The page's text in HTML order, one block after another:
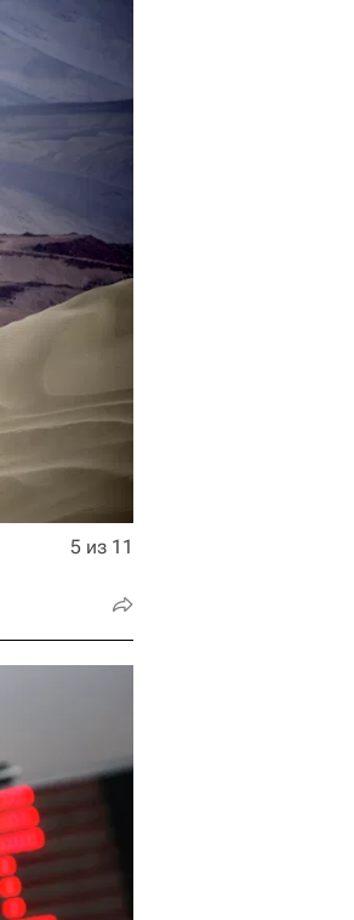
5 из 11